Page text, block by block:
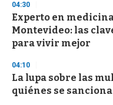
d
s
o
f
3
s
e
c
o
04:30
Experto en
Montevideo: las
para vivir mejor
04:10
La lupa sobre las
quiénes se sanciona